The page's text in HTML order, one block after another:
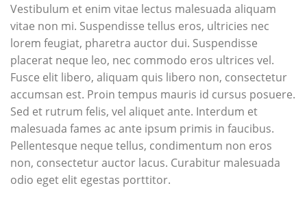
Vestibulum et enim vitae lectus malesuada aliquam
vitae non mi. Suspendisse tellus eros, ultricies nec
lorem feugiat, pharetra auctor dui. Suspendisse
placerat neque leo, nec commodo eros ultrices vel.
Fusce elit libero, aliquam quis libero non, consectetur
accumsan est. Proin tempus mauris id cursus posuere.
Sed et rutrum felis, vel aliquet ante. Interdum et
malesuada fames ac ante ipsum primis in faucibus.
Pellentesque neque tellus, condimentum non eros
non, consectetur auctor lacus. Curabitur malesuada
odio eget elit egestas porttitor.